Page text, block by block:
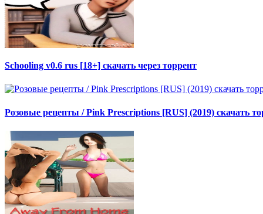
Schooling v0.6 rus [18+] скачать через торрент
Розовые рецепты / Pink Prescriptions [RUS] (2019) скачать